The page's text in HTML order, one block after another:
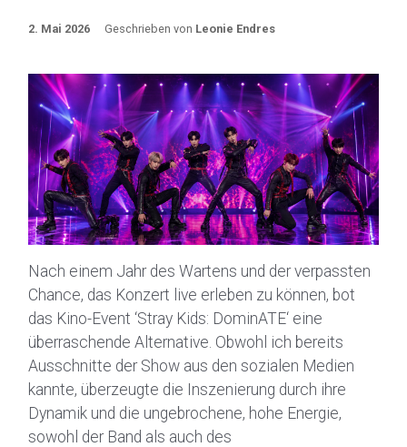
2. Mai 2026 Geschrieben von Leonie Endres
Nach einem Jahr des Wartens und der verpassten
Chance, das Konzert live erleben zu können, bot
das Kino-Event ‘Stray Kids: DominATE‘ eine
überraschende Alternative. Obwohl ich bereits
Ausschnitte der Show aus den sozialen Medien
kannte, überzeugte die Inszenierung durch ihre
Dynamik und die ungebrochene, hohe Energie,
sowohl der Band als auch des